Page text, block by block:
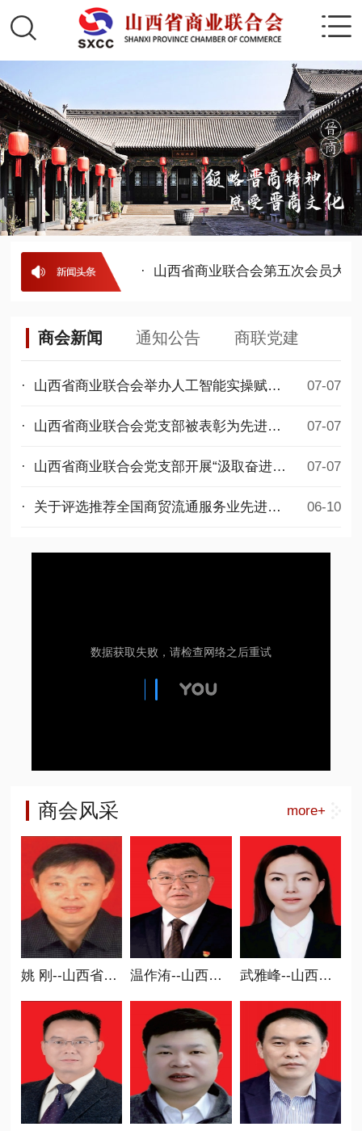
名单 · 公示 · 山西省商业联合会第五次会员大会
商会新闻 通知公告 商联党建
· 山西省商业联合会举办人工智能实操赋能公益培训 07-07
· 山西省商业联合会党支部被表彰为先进基层党组织 07-07
· 山西省商业联合会党支部开展“汲取奋进力量，勇担时代使命”迎七一主题党日活动 07-07
· 关于评选推荐全国商贸流通服务业先进集体和先进个人拟选名单的公示 06-10
商会风采 more+
姚 刚--山西省商业联合会常务副会长 温作洧--山西省商业联合会执行会长 新智造分会会长 武雅峰--山西省商业联合会执行会长、 职业教育委员会会长